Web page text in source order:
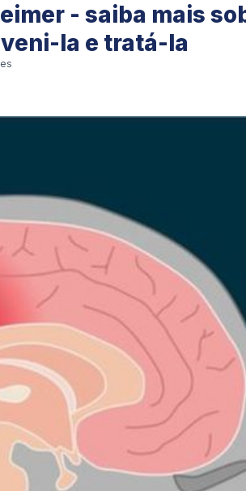
- saiba mais
la e tratá-la